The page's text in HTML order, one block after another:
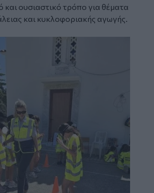
και ουσιαστικό τρόπο για θέματα
και κυκλοφοριακής αγωγής.